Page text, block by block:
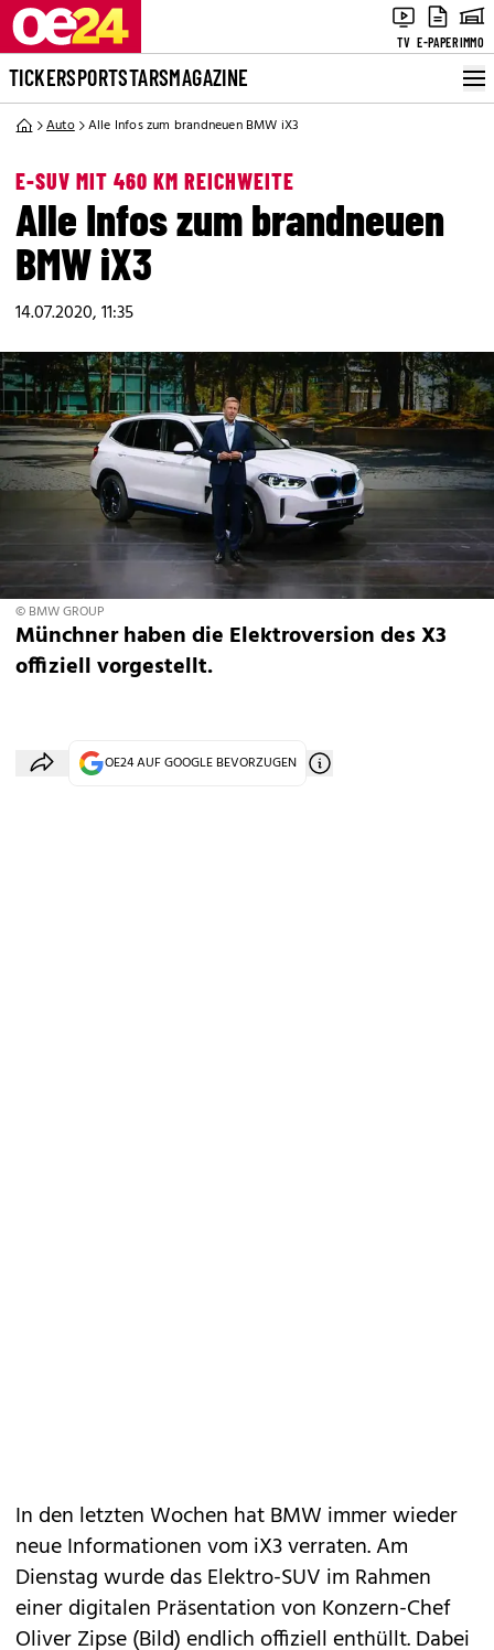
TV E-PAPERIMMO
TICKERSPORTSTARSMAGAZINE
Auto Alle Infos zum brandneuen BMW iX3
E-SUV MIT 460 KM REICHWEITE
Alle Infos zum brandneuen
BMW iX3
14.07.2020, 11:35
© BMW GROUP
Münchner haben die Elektroversion des X3
offiziell vorgestellt.
OE24 AUF GOOGLE BEVORZUGEN
In den letzten Wochen hatBMW immer wieder
neue Informationenvom iX3 verraten. Am
Dienstag wurde das Elektro-SUV im Rahmen
einer digitalen Präsentation von Konzern-Chef
Oliver Zipse (Bild) endlich offiziell enthüllt. Dabei